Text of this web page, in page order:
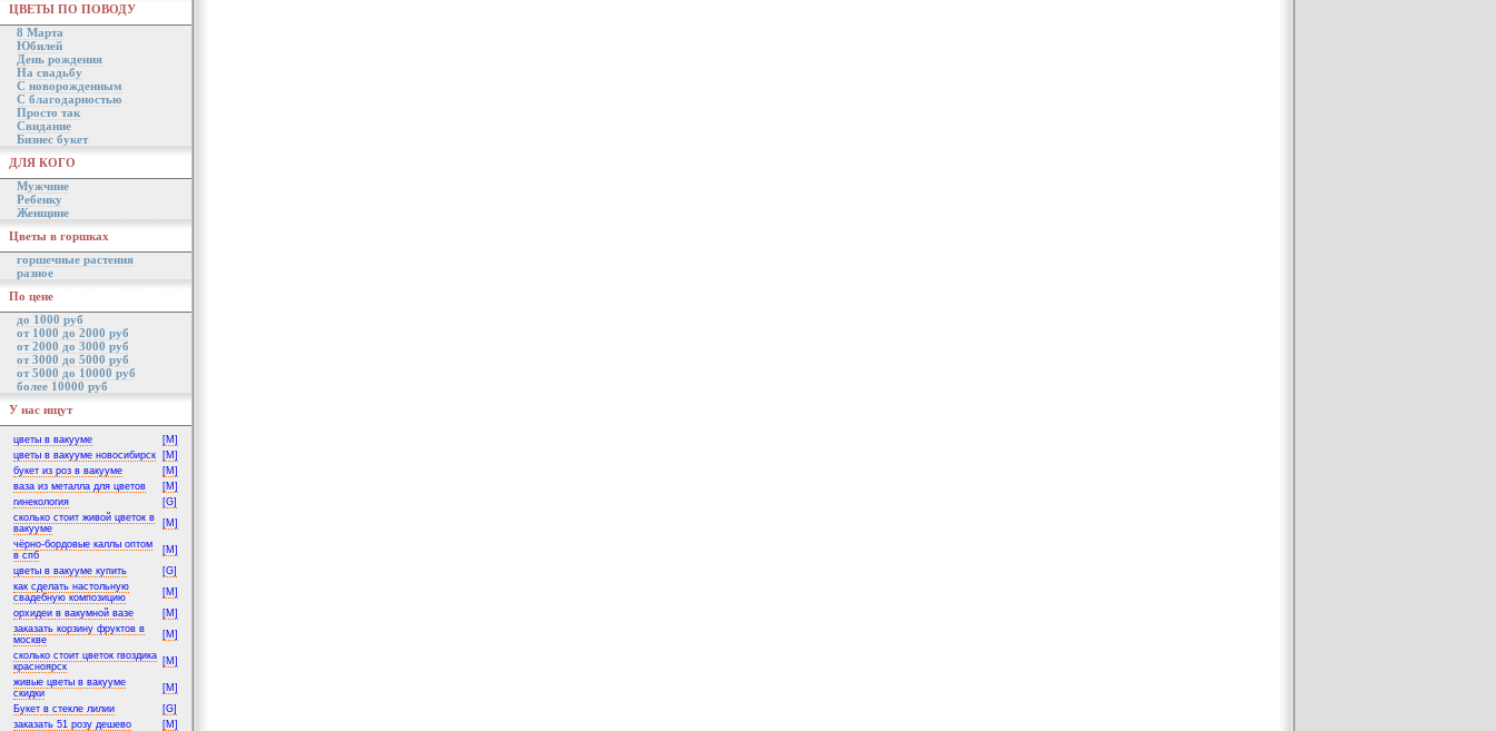
ЦВЕТЫ ПО ПОВОДУ
8 Марта
Юбилей
День рождения
На свадьбу
С новорожденным
С благодарностью
Просто так
Свидание
Бизнес букет
ДЛЯ КОГО
Мужчине
Ребенку
Женщине
Цветы в горшках
горшечные растения
разное
По цене
до 1000 руб
от 1000 до 2000 руб
от 2000 до 3000 руб
от 3000 до 5000 руб
от 5000 до 10000 руб
более 10000 руб
У нас ищут
цветы в вакууме
[M]
цветы в вакууме новосибирск
[M]
букет из роз в вакууме
[M]
ваза из металла для цветов
[M]
гинекология
[G]
сколько стоит живой цветок в
вакууме
[M]
чёрно-бордовые каллы оптом
в спб
[M]
цветы в вакууме купить
[G]
как сделать настольную
свадебную композицию
[M]
орхидеи в вакумной вазе
[M]
заказать корзину фруктов в
москве
[M]
сколько стоит цветок гвоздика
красноярск
[M]
живые цветы в вакууме
скидки
[M]
Букет в стекле лилии
[G]
заказать 51 розу дешево
[M]